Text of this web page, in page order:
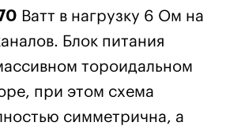
Ватт в нагрузку 6 Ом на
Блок питания
тороидальном
при этом схема
симметрична, а